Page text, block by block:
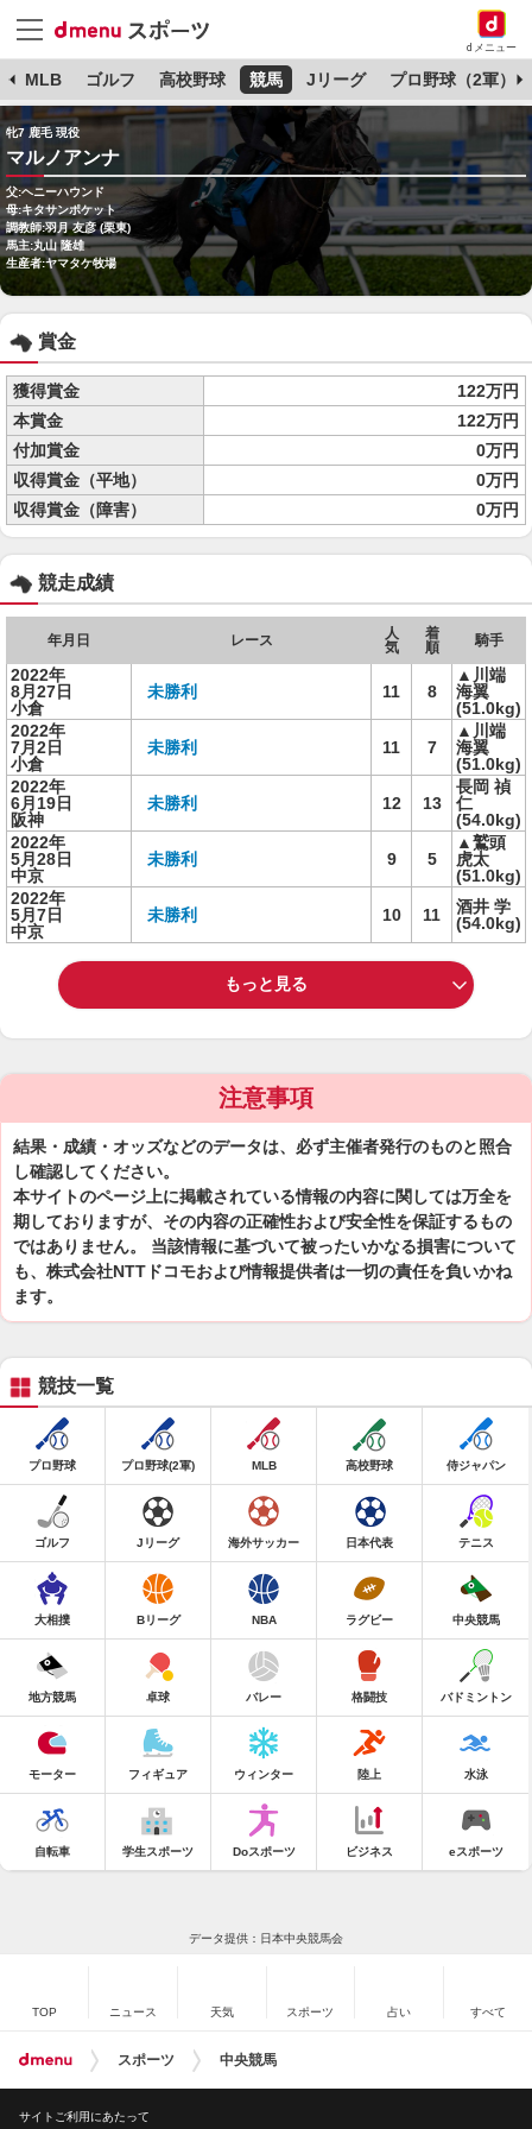
dメニュー
MLB ゴルフ 高校野球 競馬 Jリーグ プロ野球（2軍）
牝7 鹿毛 現役
マルノアンナ
父:ヘニーハウンド
母:キタサンポケット
調教師:羽月 友彦 (栗東)
馬主:丸山 隆雄
生産者:ヤマタケ牧場
賞金
獲得賞金
122万円
本賞金
122万円
付加賞金
0万円
収得賞金（平地）
0万円
収得賞金（障害）
0万円
競走成績
年月日 レース
人
気
着
順
騎手
2022年
8月27日
小倉
未勝利 11 8
▲川端
海翼
(51.0kg)
2022年
7月2日
小倉
未勝利 11 7
▲川端
海翼
(51.0kg)
2022年
6月19日
阪神
未勝利 12 13
長岡 禎
仁
(54.0kg)
2022年
5月28日
中京
未勝利 9 5
▲鷲頭
虎太
(51.0kg)
2022年
5月7日
中京
未勝利 10 11
酒井 学
(54.0kg)
もっと見る
注意事項
結果・成績・オッズなどのデータは、必ず主催者発行のものと照合
し確認してください。
本サイトのページ上に掲載されている情報の内容に関しては万全を
期しておりますが、その内容の正確性および安全性を保証するもの
ではありません。 当該情報に基づいて被ったいかなる損害について
も、株式会社NTTドコモおよび情報提供者は一切の責任を負いかね
ます。
競技一覧
プロ野球 プロ野球(2軍) MLB 高校野球 侍ジャパン
ゴルフ Jリーグ 海外サッカー 日本代表 テニス
大相撲 Bリーグ NBA ラグビー 中央競馬
地方競馬 卓球 バレー 格闘技 バドミントン
モーター フィギュア ウィンター 陸上 水泳
自転車 学生スポーツ Doスポーツ ビジネス eスポーツ
データ提供：日本中央競馬会
TOP ニュース 天気 スポーツ 占い すべて
スポーツ 中央競馬
サイトご利用にあたって